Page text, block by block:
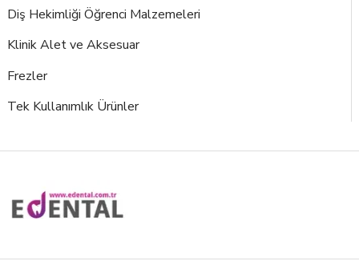
Diş Hekimliği Öğrenci Malzemeleri
Klinik Alet ve Aksesuar
Frezler
Tek Kullanımlık Ürünler